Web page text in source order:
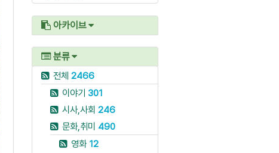
아카이브
분류
전체 2466
이야기 301
시사,사회 246
문화,취미 490
영화 12